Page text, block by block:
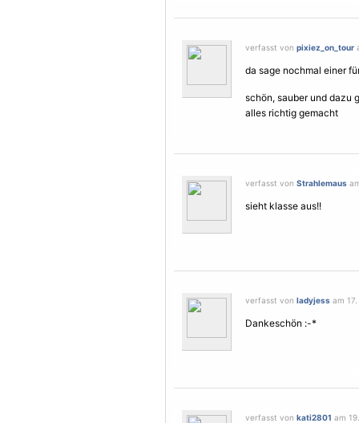
verfasst von pixiez_on_tour
da sage nochmal einer
schön, sauber und dazu
alles richtig gemacht
verfasst von Strahlemaus
sieht klasse aus!!
verfasst von ladyjess am
Dankeschön :-*
verfasst von kati2801 am